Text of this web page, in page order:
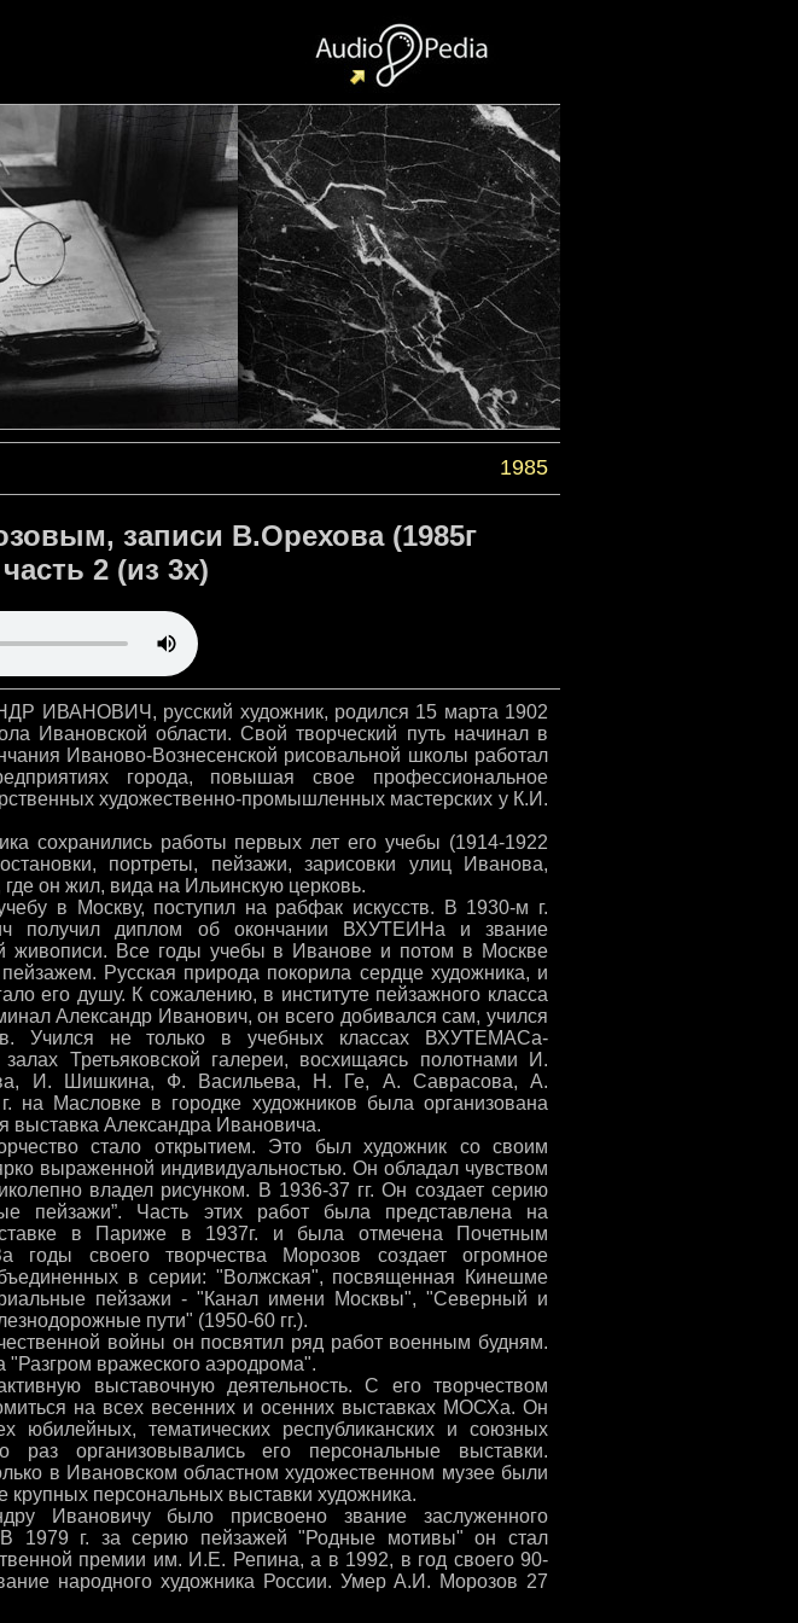
1985
записи В.Орехова (1985г
2 (из 3х)
ИВАНОВИЧ, русский художник, родился 15 марта 1902
Ивановской области. Свой творческий путь начинал в
Иваново-Вознесенской рисовальной школы работал
города, повышая свое профессиональное
художественно-промышленных мастерских у К.И.
сохранились работы первых лет его учебы (1914-1922
портреты, пейзажи, зарисовки улиц Иванова,
он жил, вида на Ильинскую церковь.
в Москву, поступил на рабфак искусств. В 1930-м г.
получил диплом об окончании ВХУТЕИНа и звание
живописи. Все годы учебы в Иванове и потом в Москве
Русская природа покорила сердце художника, и
его душу. К сожалению, в институте пейзажного класса
Александр Иванович, он всего добивался сам, учился
Учился не только в учебных классах ВХУТЕМАСа-
Третьяковской галереи, восхищаясь полотнами И.
И. Шишкина, Ф. Васильева, Н. Ге, А. Саврасова, А.
на Масловке в городке художников была организована
выставка Александра Ивановича.
стало открытием. Это был художник со своим
выраженной индивидуальностью. Он обладал чувством
владел рисунком. В 1936-37 гг. Он создает серию
пейзажи”. Часть этих работ была представлена на
в Париже в 1937г. и была отмечена Почетным
своего творчества Морозов создает огромное
в серии: "Волжская", посвященная Кинешме
пейзажи - "Канал имени Москвы", "Северный и
пути" (1950-60 гг.).
войны он посвятил ряд работ военным будням.
"Разгром вражеского аэродрома".
выставочную деятельность. С его творчеством
на всех весенних и осенних выставках МОСХа. Он
юбилейных, тематических республиканских и союзных
раз организовывались его персональные выставки.
в Ивановском областном художественном музее были
крупных персональных выставки художника.
Ивановичу было присвоено звание заслуженного
1979 г. за серию пейзажей "Родные мотивы" он стал
премии им. И.Е. Репина, а в 1992, в год своего 90-
народного художника России. Умер А.И. Морозов 27